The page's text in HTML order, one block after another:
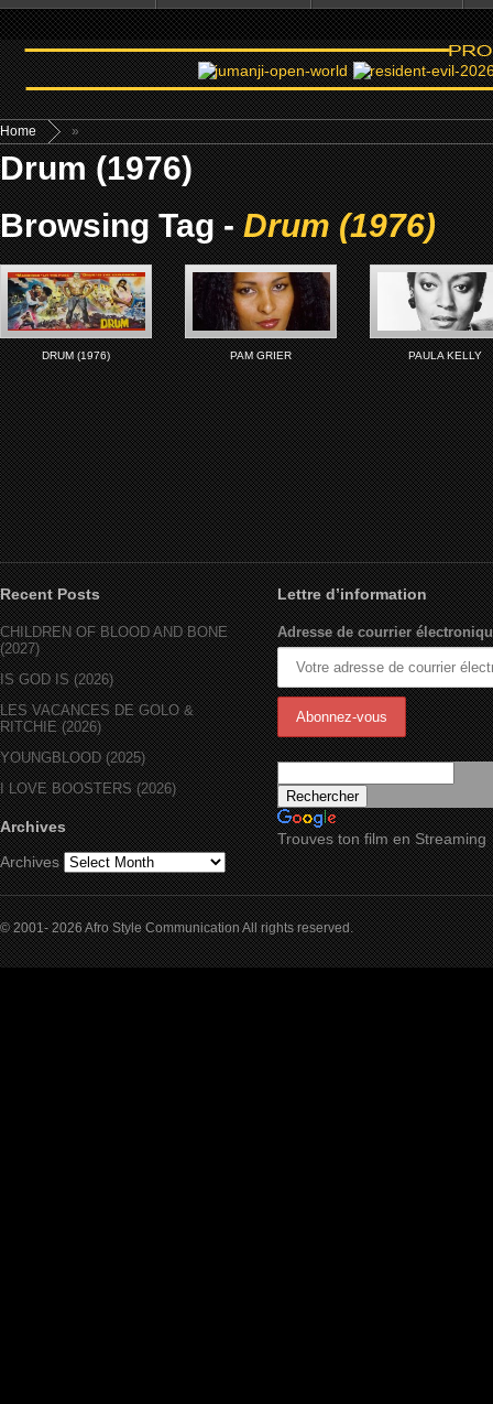
Home »
Drum (1976)
Browsing Tag -Drum (1976)
DRUM (1976) PAM GRIER PAULA KELLY
Recent Posts
CHILDREN OF BLOOD AND BONE
(2027)
IS GOD IS (2026)
LES VACANCES DE GOLO &
RITCHIE (2026)
YOUNGBLOOD (2025)
I LOVE BOOSTERS (2026)
Archives
Archives
Lettre d’information
Adresse de courrier
Trouves ton film en Streaming
© 2001- 2026 Afro Style Communication All rights reserved.